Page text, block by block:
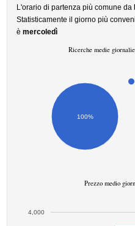
L'orario di partenza più comune da
Statisticamente il giorno più
èmercoledì
Ricerche medie
100%
Prezzo medio
4,000